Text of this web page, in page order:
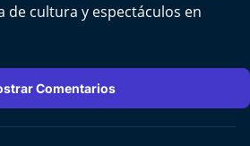
de cultura y espectáculos en
Comentarios